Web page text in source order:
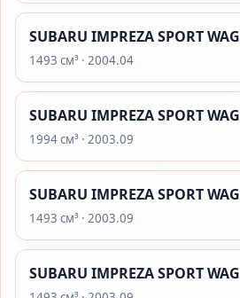
SUBARU IMPREZA SPORT
1493 см³ · 2004.04
SUBARU IMPREZA SPORT
1994 см³ · 2003.09
SUBARU IMPREZA SPORT
1493 см³ · 2003.09
SUBARU IMPREZA SPORT